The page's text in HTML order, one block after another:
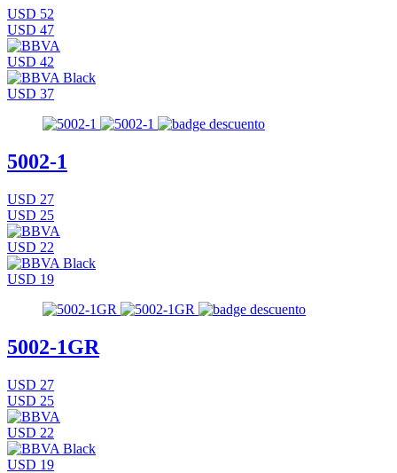
USD 52
USD 47
USD 42
USD 37
5002-1
USD 27
USD 25
USD 22
USD 19
5002-1GR
USD 27
USD 25
USD 22
USD 19